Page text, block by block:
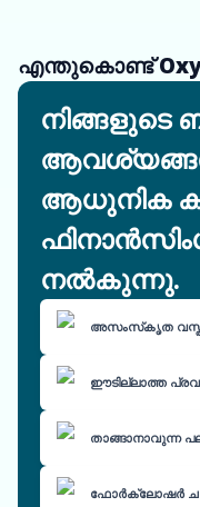
എന്തുകൊണ്ട്
നിങ്ങളുടെ
ആധുനിക
നൽകുന്നു.
അസംസ്‌കൃത
ഈടില്ലാത്ത
താങ്ങാനാവുന്ന
ഫോർക്ലോഷർ